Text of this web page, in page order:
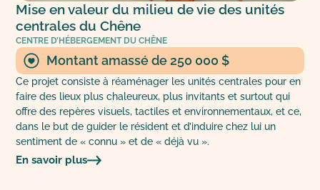
Mise en valeur du milieu de vie des unités
centrales du Chêne
CENTRE D’HÉBERGEMENT DU CHÊNE
Montant amassé de 250 000 $
Ce projet consiste à réaménager les unités centrales pour en
faire des lieux plus chaleureux, plus invitants et surtout qui
offre des repères visuels, tactiles et environnementaux, et ce,
dans le but de guider le résident et d’induire chez lui un
sentiment de « connu » et de « déjà vu ».
En savoir plus